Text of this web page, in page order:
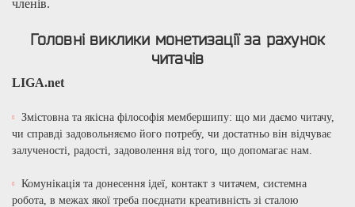
членів.
Головні виклики монетизації за рахунок
читачів
LIGA.net
Змістовна та якісна філософія мембершипу: що ми даємо читачу,
чи справді задовольняємо його потребу, чи достатньо він відчуває
залученості, радості, задоволення від того, що допомагає нам.
Комунікація та донесення ідеї, контакт з читачем, системна
робота, в межах якої треба поєднати креативність зі сталою